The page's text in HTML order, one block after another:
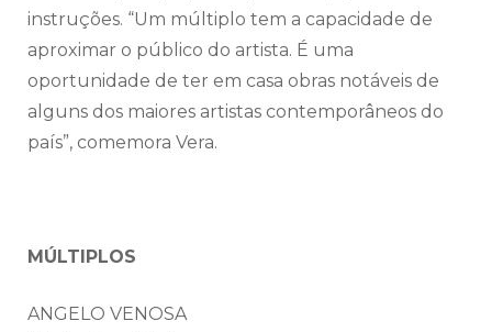
instruções. “Um múltiplo tem a capacidade de
aproximar o público do artista. É uma
oportunidade de ter em casa obras notáveis de
alguns dos maiores artistas contemporâneos do
país”, comemora Vera.
MÚLTIPLOS
ANGELO VENOSA